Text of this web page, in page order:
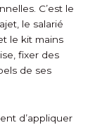
C’est le
le salarié
le kit mains
fixer des
de ses
d’appliquer